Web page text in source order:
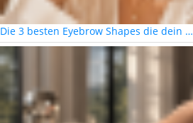
Die 3 besten Eyebrow Shapes die dein …